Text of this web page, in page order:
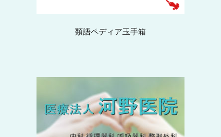
類語ペディア玉手箱